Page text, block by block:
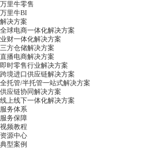
万里牛零售
万里牛BI
解决方案
全球电商一体化解决方案
业财一体化解决方案
三方仓储解决方案
直播电商解决方案
即时零售行业解决方案
跨境进口供应链解决方案
全托管/半托管一站式解决方案
供应链协同解决方案
线上线下一体化解决方案
服务体系
服务保障
视频教程
资源中心
典型案例